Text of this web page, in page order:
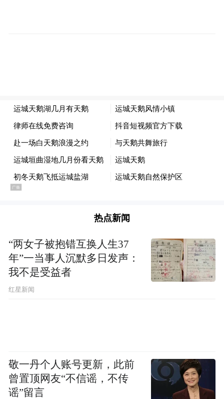
在运城高铁站、北郊亿适家超市、运城火车
站等市区公交站点乘坐。
同时，运城文旅诚挚邀请全国摄影爱好者参
加“天鹅之恋 共赴运城冬日浪漫”主题摄影大
述运城的动人故事。
2024年12月5日起到2025年2月10日期间，运
城文旅广泛征集运城盐湖、芮城圣天湖、平
陆大天鹅景区三大观赏区的天鹅摄影作品，
并将评选出一等奖1名、二等奖3名、三等奖
此外，运城各地也将陆续推出冬日摄影系列
活动，如永济尧王台景区举办冬季摄影大
热点新闻
“两女子被抱错互换人生37
年”一当事人沉默多日发声：
我不是受益者
红星新闻
敬一丹个人账号更新，此前
曾置顶网友“不信谣，不传
谣”留言